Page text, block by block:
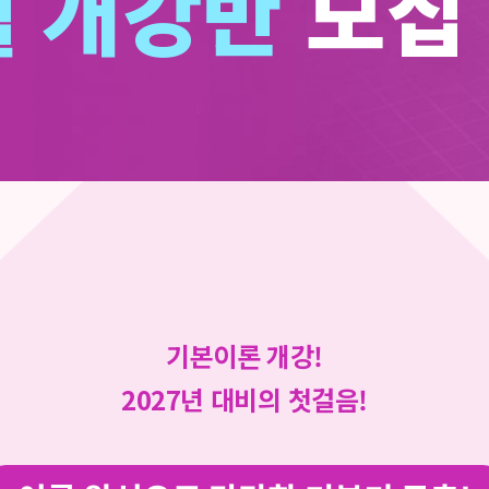
기본이론 개강!
2027년 대비의 첫걸음!